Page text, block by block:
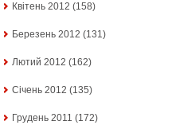
Квітень 2012 (158)
Березень 2012 (131)
Лютий 2012 (162)
Січень 2012 (135)
Грудень 2011 (172)